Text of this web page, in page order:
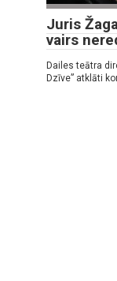
Juris
vairs
Dailes teātra
Dzīve” atklāti